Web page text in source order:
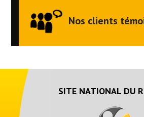
Nos clients
SITE NATIONAL DU